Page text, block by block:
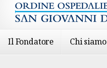
Il Fondatore Chi siamo